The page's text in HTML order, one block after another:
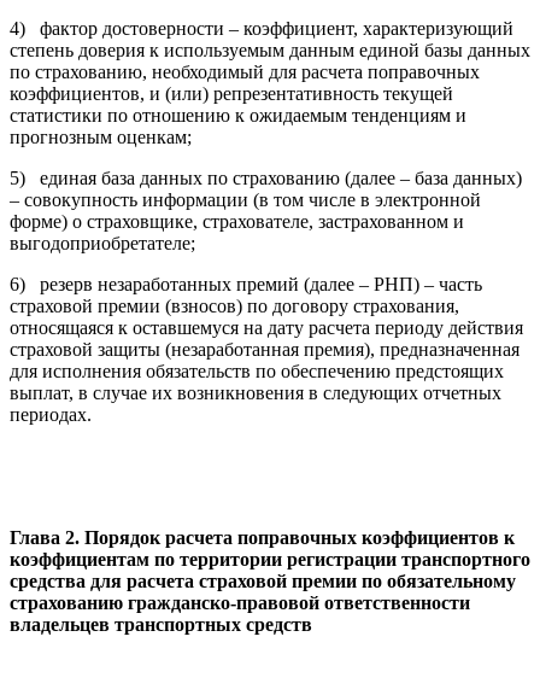
4) фактор достоверности – коэффициент, характеризующий
степень доверия к используемым данным единой базы данных
по страхованию, необходимый для расчета поправочных
коэффициентов, и (или) репрезентативность текущей
статистики по отношению к ожидаемым тенденциям и
прогнозным оценкам;
5) единая база данных по страхованию (далее – база данных)
– совокупность информации (в том числе в электронной
форме) о страховщике, страхователе, застрахованном и
выгодоприобретателе;
6) резерв незаработанных премий (далее – РНП) – часть
страховой премии (взносов) по договору страхования,
относящаяся к оставшемуся на дату расчета периоду действия
страховой защиты (незаработанная премия), предназначенная
для исполнения обязательств по обеспечению предстоящих
выплат, в случае их возникновения в следующих отчетных
периодах.
Глава 2. Порядок расчета поправочных коэффициентов к
коэффициентам по территории регистрации транспортного
средства для расчета страховой премии по обязательному
страхованию гражданско-правовой ответственности
владельцев транспортных средств